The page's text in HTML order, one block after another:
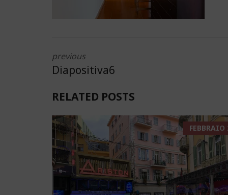
previous
Diapositiva6
RELATED POSTS
FEBBRAIO